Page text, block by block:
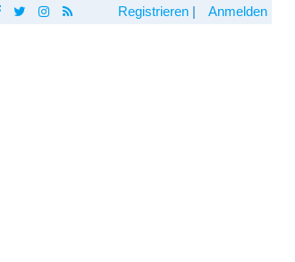
Registrieren Anmelden